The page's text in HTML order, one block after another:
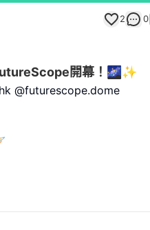
2 0
開幕！🌌✨
@futurescope.dome